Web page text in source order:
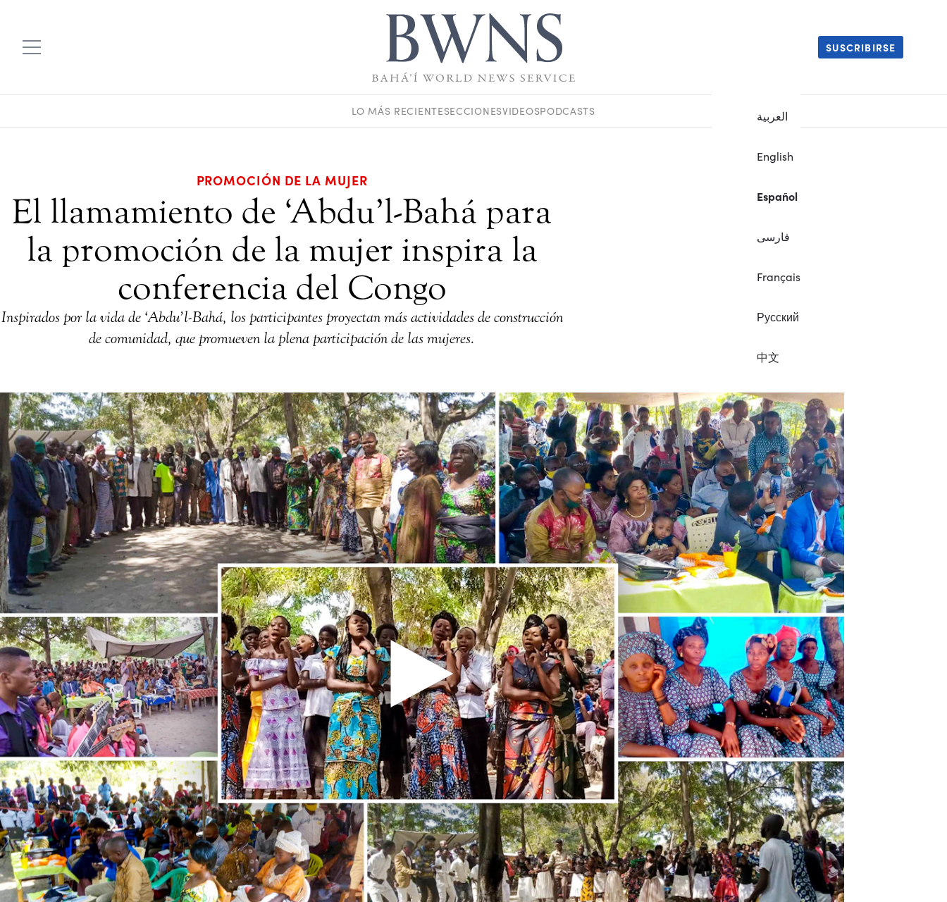
العربية
English
Español
فارسی
Français
Русский
中文
SUSCRIBIRSE
LO MÁS RECIENTESECCIONESVIDEOSPODCASTS
PROMOCIÓN DE LA MUJER
El llamamiento de ‘Abdu’l-Bahá para
la promoción de la mujer inspira la
conferencia del Congo
Inspirados por la vida de ‘Abdu’l-Bahá, los participantes proyectan más actividades de construcción
de comunidad, que promueven la plena participación de las mujeres.